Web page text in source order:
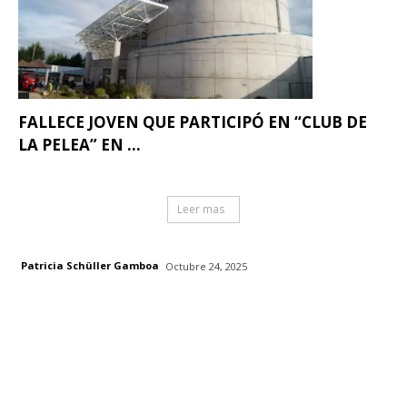
FALLECE JOVEN QUE PARTICIPÓ EN “CLUB DE
LA PELEA” EN ...
Leer mas
Patricia Schüller Gamboa Octubre 24, 2025